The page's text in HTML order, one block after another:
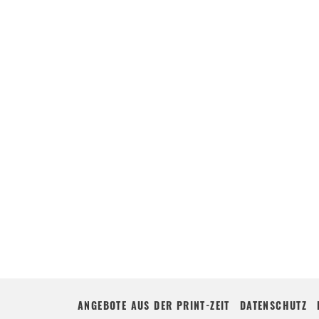
ANGEBOTE AUS DER PRINT-ZEIT DATENSCHUTZ